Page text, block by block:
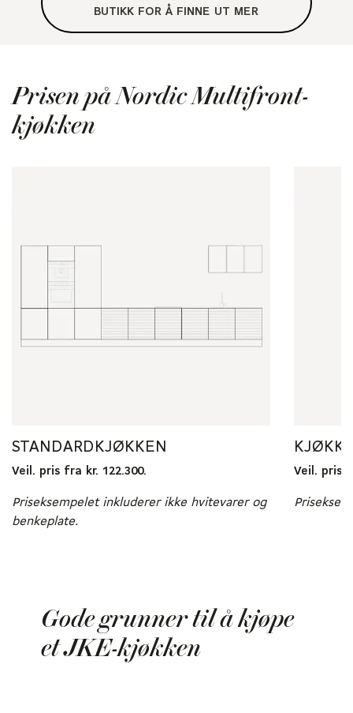
BUTIKK FOR Å FINNE UT MER
Prisen på Nordic Multifront-
kjøkken
STANDARDKJØKKEN
Veil. pris fra kr. 122.300.
Priseksempelet inkluderer ikke hvitevarer og
benkeplate.
Veil. pris
Gode grunner til å kjøpe
et JKE-kjøkken